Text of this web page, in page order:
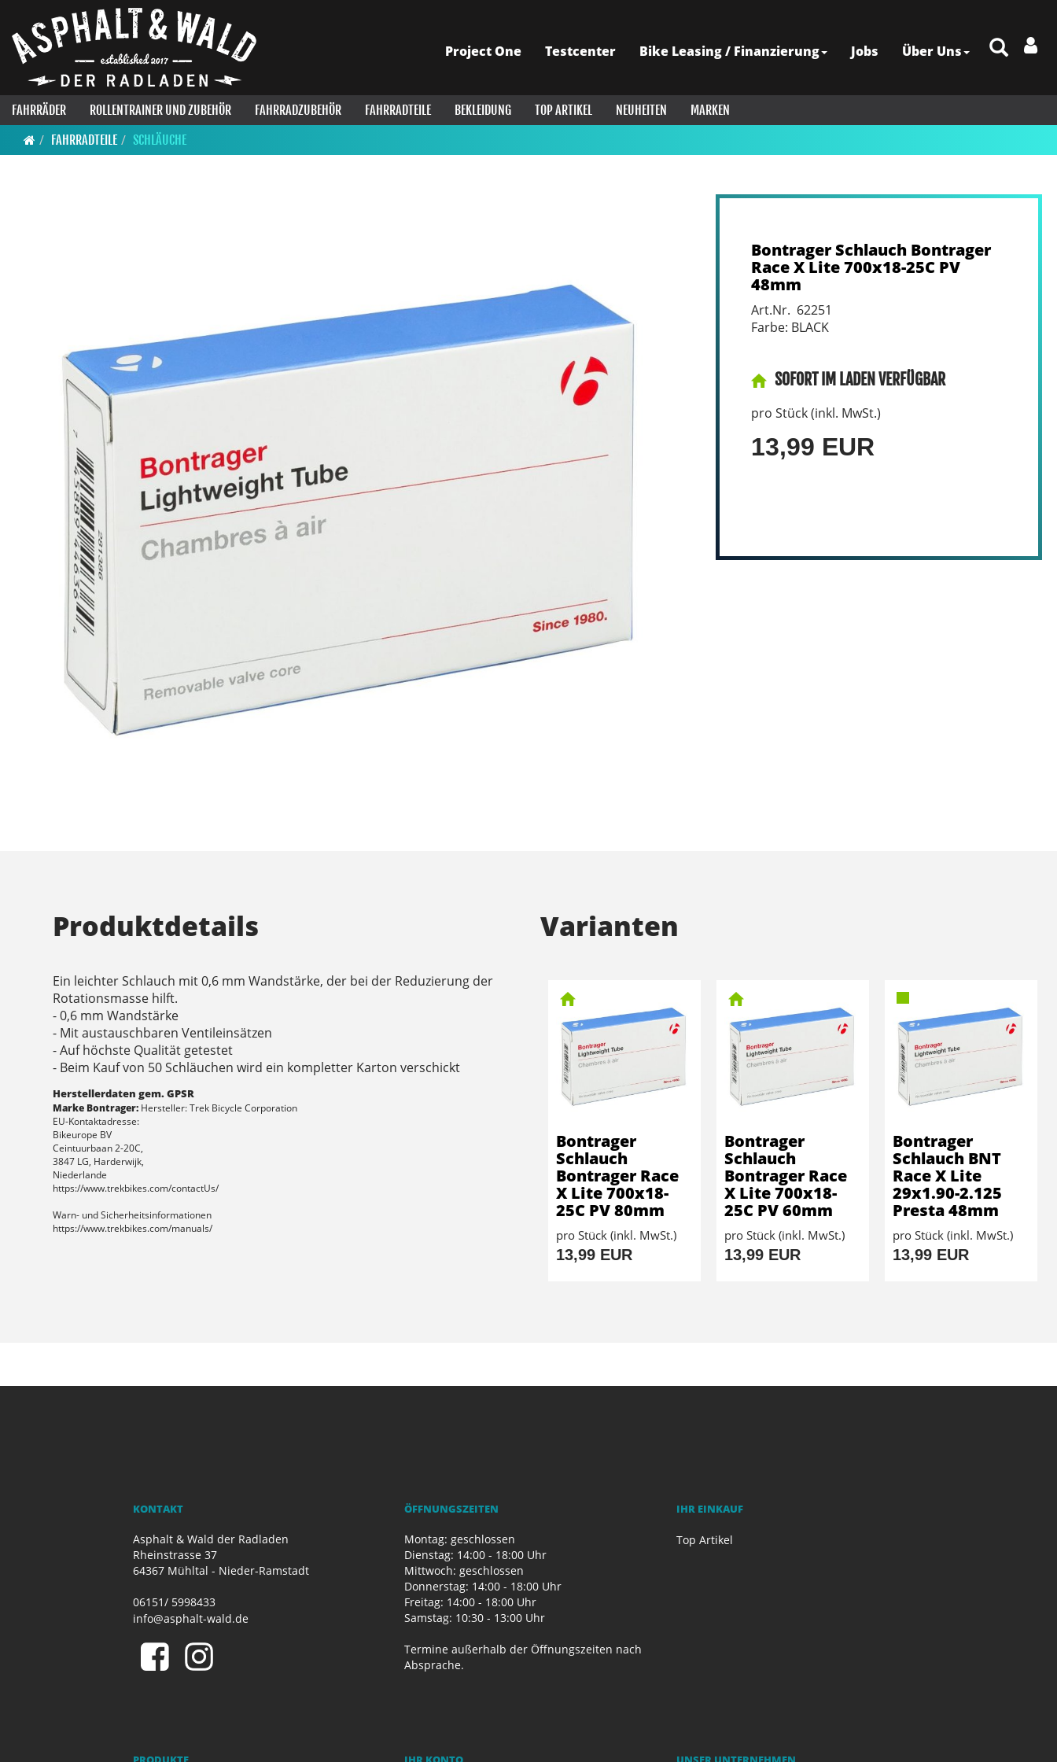
Project One Testcenter Bike Leasing / Finanzierung Jobs Über Uns
FAHRRÄDER ROLLENTRAINER UND ZUBEHÖR FAHRRADZUBEHÖR FAHRRADTEILE BEKLEIDUNG TOP ARTIKEL NEUHEITEN
MARKEN
FAHRRADTEILE
SCHLÄUCHE
Bontrager Schlauch Bontrager
Race X Lite 700x18-25C PV
48mm
Art.Nr. 62251
Farbe: BLACK
SOFORT IM LADEN VERFÜGBAR
pro Stück (inkl. MwSt.)
13,99 EUR
Produktdetails
Ein leichter Schlauch mit 0,6 mm Wandstärke, der bei der Reduzierung der
Rotationsmasse hilft.
- 0,6 mm Wandstärke
- Mit austauschbaren Ventileinsätzen
- Auf höchste Qualität getestet
- Beim Kauf von 50 Schläuchen wird ein kompletter Karton verschickt
Herstellerdaten gem. GPSR
Marke Bontrager: Hersteller: Trek Bicycle Corporation
EU-Kontaktadresse:
Bikeurope BV
Ceintuurbaan 2-20C,
3847 LG, Harderwijk,
Niederlande
https://www.trekbikes.com/contactUs/
Warn- und Sicherheitsinformationen
https://www.trekbikes.com/manuals/
Varianten
Bontrager
Schlauch
Bontrager Race
X Lite 700x18-
25C PV 80mm
pro Stück (inkl. MwSt.)
13,99 EUR
Bontrager
Schlauch
Bontrager Race
X Lite 700x18-
25C PV 60mm
pro Stück (inkl. MwSt.)
13,99 EUR
Bontrager
Schlauch BNT
Race X Lite
29x1.90-2.125
Presta 48mm
pro Stück (inkl. MwSt.)
13,99 EUR
KONTAKT
Asphalt & Wald der Radladen
Rheinstrasse 37
64367 Mühltal - Nieder-Ramstadt
06151/ 5998433
info@asphalt-wald.de
ÖFFNUNGSZEITEN
Montag: geschlossen
Dienstag: 14:00 - 18:00 Uhr
Mittwoch: geschlossen
Donnerstag: 14:00 - 18:00 Uhr
Freitag: 14:00 - 18:00 Uhr
Samstag: 10:30 - 13:00 Uhr
Termine außerhalb der Öffnungszeiten nach
Absprache.
IHR EINKAUF
Top Artikel